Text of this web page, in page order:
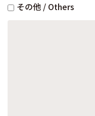
その他 / Others